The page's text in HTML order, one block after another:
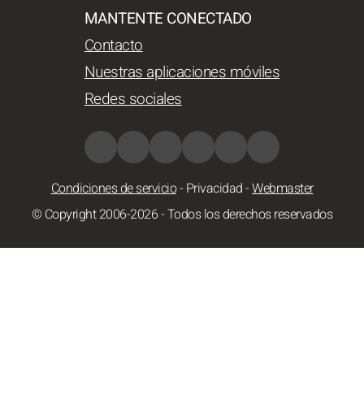
MANTENTE CONECTADO
Contacto
Nuestras aplicaciones móviles
Redes sociales
Condiciones de servicio- Privacidad-Webmaster
© Copyright 2006-2026 - Todos los derechos reservados